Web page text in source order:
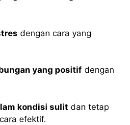
dengan cara yang
yang positif dengan
kondisi sulit dan tetap
efektif.